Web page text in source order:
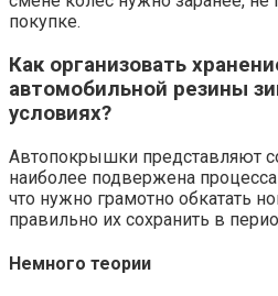
покупке.
Как организовать
автомобильной резины
условиях?
Автопокрышки представляют
наиболее подвержена
что нужно грамотно обкатать
правильно их сохранить в
Немного теории